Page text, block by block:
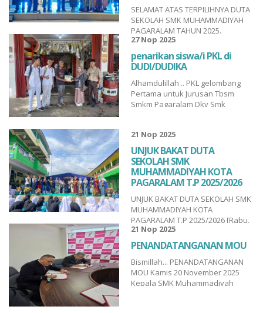
SELAMAT ATAS TERPILIHNYA DUTA
SEKOLAH SMK MUHAMMADIYAH
PAGARALAM TAHUN 2025.
Penyerahan Hadiah langsung
diberikan Oleh Kepala SMKM :
Bpk.Candraliansyah,SPd.,M.Pd -
DUTA WAKIL 1 PUTRA (HANAM
WILDAN ALVAROZ) Jurusan TBSM. -
DUTA WAKIL 1 PUTRI (NABILA
SALSABILAH) Jurusan Farmasi. -
27 Nop 2025
penarikan siswa/i PKL di
DUDI/DUDIKA
Alhamdulillah .. PKL gelombang
Pertama untuk Jurusan Tbsm
Smkm Pagaralam Dkv Smk
SmkMuh dan Tjkt Smkm Pagar
Alam telah selesai dengan
ditandainya penarikan siswa/i
PKL di DUDI/DUDIKA, Semoga
pengalaman kerja nyata selama
PKL dapat mengasah ketera...
21 Nop 2025
UNJUK BAKAT DUTA
SEKOLAH SMK
MUHAMMADIYAH KOTA
PAGARALAM T.P 2025/2026
UNJUK BAKAT DUTA SEKOLAH SMK
MUHAMMADIYAH KOTA
PAGARALAM T.P 2025/2026 [Rabu,
19/11/25]. SmkUnggulan
Muhammadiyah PgaAkuntansi
Keuangan Lembaga
SmkMuhFarmasi Smks
MuhpalaTjkt Smkm Pagar
AlamTbsm Smkm PagaralamDkv
21 Nop 2025
PENANDATANGANAN MOU
Bismillah... PENANDATANGANAN
MOU Kamis 20 November 2025
Kepala SMK Muhammadiyah